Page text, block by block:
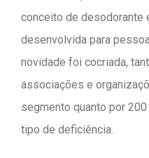
conceito de desodorante
desenvolvida para
novidade foi cocriada,
associações e
segmento quanto por
tipo de deficiência.